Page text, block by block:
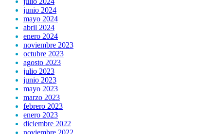
junio 2024
mayo 2024
abril 2024
enero 2024
noviembre 2023
octubre 2023
agosto 2023
julio 2023
junio 2023
mayo 2023
marzo 2023
febrero 2023
enero 2023
diciembre 2022